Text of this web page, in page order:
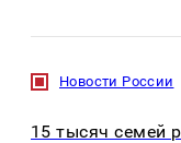
Новости России
15 тысяч семей